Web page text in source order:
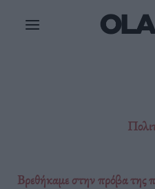
Βρεθήκαμε στην πρόβα της